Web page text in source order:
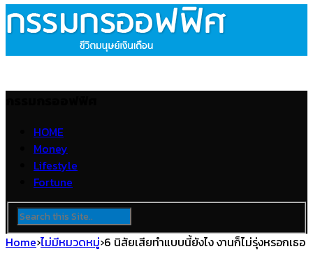
HOME
Money
Lifestyle
Fortune
Home›ไม่มีหมวดหมู่›6 นิสัยเสียทำแบบนี้ยังไง งานก็ไม่รุ่งหรอกเธอ